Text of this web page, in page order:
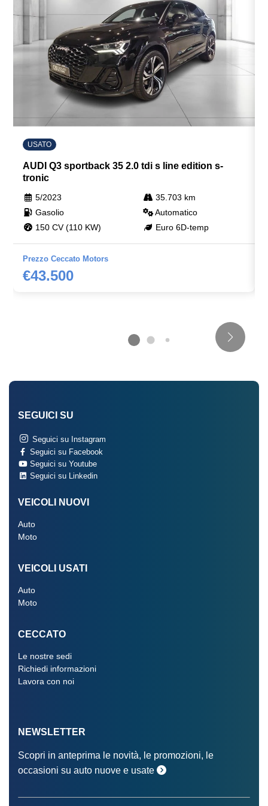
Sicurezza
Sistema di altoparlanti hifi
Sistema di chiamata d'emergenza
Sistema di monitoraggio per manutenzione
Sistema di protezione urto pedoni
Specchietti retrovisori anabbaglianti
Specchietti retrovisori colorati
Specchietti retrovisori elettrici - riscaldabili
Start & stop
Variable sport steering
USATO
AUDI Q3 sportback 35 2.0 tdi s line edition s-
tronic
5/2023
35.703 km
Gasolio
Automatico
150 CV (110 KW)
Euro 6D-temp
Prezzo Ceccato Motors
€43.500
SEGUICI SU
Seguici su Instagram
Seguici su Facebook
Seguici su Youtube
Seguici su Linkedin
VEICOLI NUOVI
Auto
Moto
VEICOLI USATI
Auto
Moto
CECCATO
Le nostre sedi
Richiedi informazioni
Lavora con noi
NEWSLETTER
Scopri in anteprima le novità, le promozioni, le
occasioni su auto nuove e usate